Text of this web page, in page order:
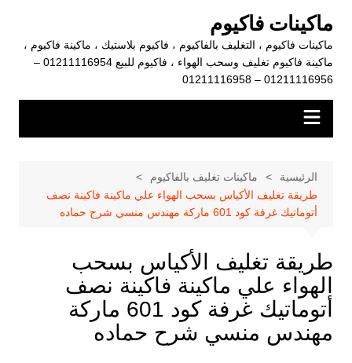
المحتوى
ماكينات فاكيوم
ماكينات فاكيوم ، التغليف بالفاكيوم ، فاكيوم بلاستيك ، ماكينة فاكيوم ،
ماكينة فاكيوم تغليف وسحب الهواء ، فاكيوم للبيع 01211116954 –
01211116956 – 01211116958
الرئيسية
ماكينات تغليف بالفاكيوم
طريقة تغليف الأكياس بسحب الهواء علي ماكينة فاكينة نصف
أتوماتيك غرفة كود 601 ماركة مهندس منسي شرح حماده
طريقة تغليف الأكياس بسحب
الهواء علي ماكينة فاكينة نصف
أتوماتيك غرفة كود 601 ماركة
مهندس منسي شرح حماده